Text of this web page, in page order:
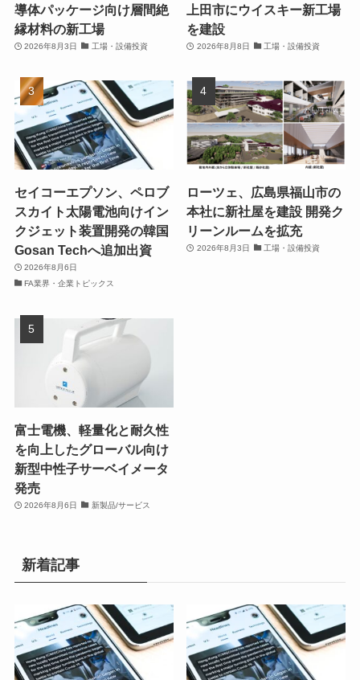
導体パッケージ向け層間絶
縁材料の新工場
2026年8月3日 工場・設備投資
上田市にウイスキー新工場
を建設
2026年8月8日 工場・設備投資
セイコーエプソン、ペロブ
スカイト太陽電池向けイン
クジェット装置開発の韓国
Gosan Techへ追加出資
2026年8月6日
FA業界・企業トピックス
ローツェ、広島県福山市の
本社に新社屋を建設 開発ク
リーンルームを拡充
2026年8月3日 工場・設備投資
富士電機、軽量化と耐久性
を向上したグローバル向け
新型中性子サーベイメータ
発売
2026年8月6日 新製品/サービス
新着記事